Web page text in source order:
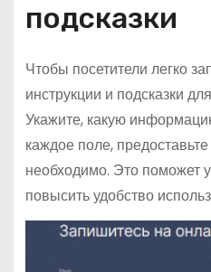
подсказки
Чтобы посетители легко
инструкции и подсказки
Укажите, какую
каждое поле,
необходимо. Это поможет
повысить удобство